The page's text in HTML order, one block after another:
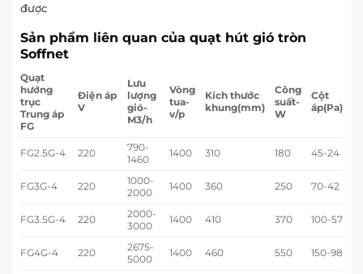
được
Sản phẩm liên quan của quạt hút gió tròn
Soffnet
Quạt
hướng
trục
Trung áp
FG
Điện áp
V
Lưu
lượng
gió-
M3/h
Vòng
tua-
v/p
Kích thước
khung(mm)
Công
suất-
W
Cột
áp(Pa)
FG2.5G-4 220
790-
1460
1400 310 180 45-24
FG3G-4 220
1000-
2000
1400 360 250 70-42
FG3.5G-4 220
2000-
3000
1400 410 370 100-57
FG4G-4 220
2675-
5000
1400 460 550 150-98